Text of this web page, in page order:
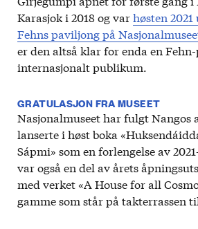
Karasjok i 2018 og varhøsten
Fehns paviljong på
er den altså klar for enda en
internasjonalt publikum.
GRATULASJON FRA MUSEET
Nasjonalmuseet har fulgt Nangos
lanserte i høst boka
Sápmi» som en forlengelse av
var også en del av årets
med verket «A House for all
gamme som står på takterrassen